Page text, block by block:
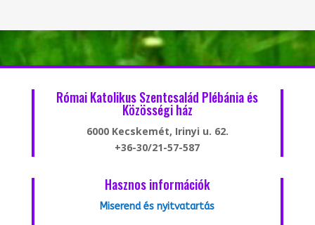
Római Katolikus Szentcsalád Plébánia és
Közösségi ház
6000 Kecskemét, Irinyi u. 62.
+36-30/21-57-587
Hasznos információk
Miserend és nyitvatartás